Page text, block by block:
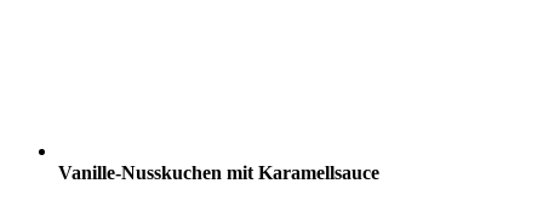
Vanille-Nusskuchen mit Karamellsauce